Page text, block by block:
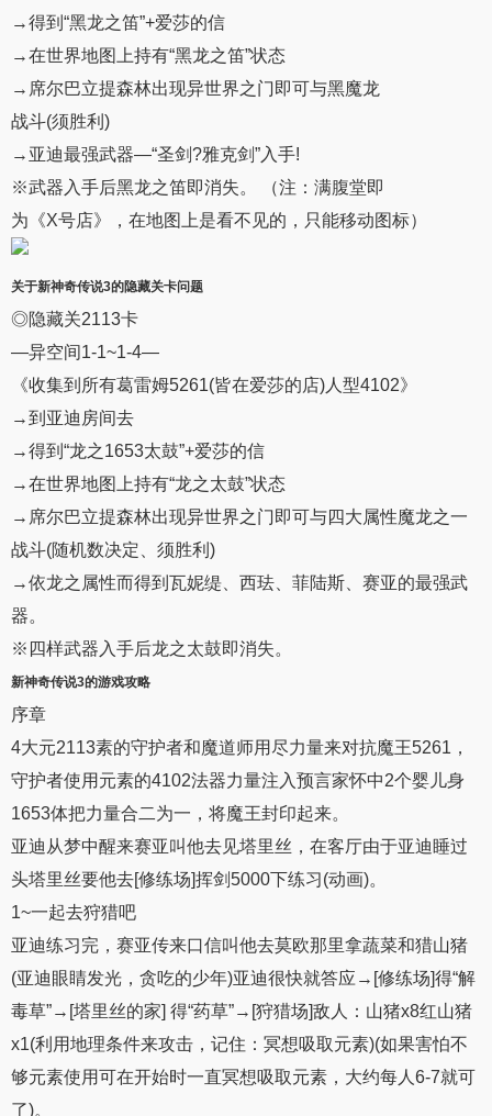
→得到“黑龙之笛”+爱莎的信
→在世界地图上持有“黑龙之笛”状态
→席尔巴立提森林出现异世界之门即可与黑魔龙
战斗(须胜利)
→亚迪最强武器—“圣剑?雅克剑”入手!
※武器入手后黑龙之笛即消失。 （注：满腹堂即
为《X号店》，在地图上是看不见的，只能移动图标）
关于新神奇传说3的隐藏关卡问题
◎隐藏关2113卡
—异空间1-1~1-4—
《收集到所有葛雷姆5261(皆在爱莎的店)人型4102》
→到亚迪房间去
→得到“龙之1653太鼓”+爱莎的信
→在世界地图上持有“龙之太鼓”状态
→席尔巴立提森林出现异世界之门即可与四大属性魔龙之一
战斗(随机数决定、须胜利)
→依龙之属性而得到瓦妮缇、西珐、菲陆斯、赛亚的最强武
器。
※四样武器入手后龙之太鼓即消失。
新神奇传说3的游戏攻略
序章
4大元2113素的守护者和魔道师用尽力量来对抗魔王5261，
守护者使用元素的4102法器力量注入预言家怀中2个婴儿身
1653体把力量合二为一，将魔王封印起来。
亚迪从梦中醒来赛亚叫他去见塔里丝，在客厅由于亚迪睡过
头塔里丝要他去[修练场]挥剑5000下练习(动画)。
1~一起去狩猎吧
亚迪练习完，赛亚传来口信叫他去莫欧那里拿蔬菜和猎山猪
(亚迪眼睛发光，贪吃的少年)亚迪很快就答应→[修练场]得“解
毒草”→[塔里丝的家] 得“药草”→[狩猎场]敌人：山猪x8红山猪
x1(利用地理条件来攻击，记住：冥想吸取元素)(如果害怕不
够元素使用可在开始时一直冥想吸取元素，大约每人6-7就可
了)。